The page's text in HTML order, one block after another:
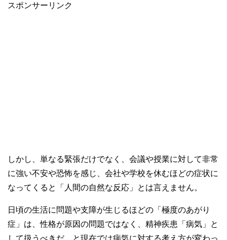
スポンサーリンク
しかし、単なる緊張だけでなく、会議や授業に対して非常
に強い不安や恐怖を感じ、会社や学校を休むほどの症状に
なってくると「人間の自然な反応」とは言えません。
日頃の生活に問題や支障が生じるほどの「極度のあがり
症」は、性格が原因の問題ではなく、精神疾患「病気」と